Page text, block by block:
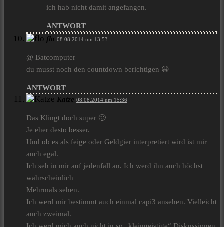
ich hab nicht damit angefangen.
ANTWORT
flo 08.08.2014 um 13:53
@ Batcomputer
du musst noch den countdown berichtigen 😀
ANTWORT
Katze 08.08.2014 um 15:36
Das Klingt doch super 🙂
Je eher desto besser.
Und ob es als feige oder Geldgier interpretiert wird ist mir
auch egal.
Ich seh in mir auf jedenfall an. Ich werd ihn auch höchst
wahrscheinlich
Mehrmals sehen.
Ich werd mir bestimmt auch einmal capi3 ansehen. Vielleicht
auch zweimal.